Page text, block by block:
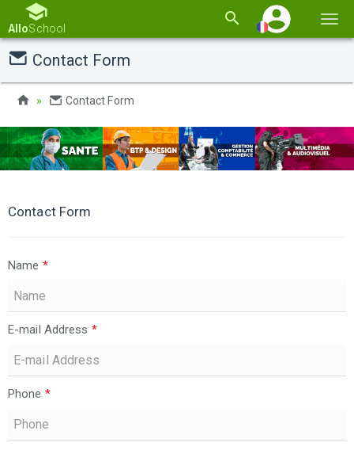
la
AlloSchool
Contact Form
Contact Form
Contact Form
Name *
E-mail Address *
Phone *